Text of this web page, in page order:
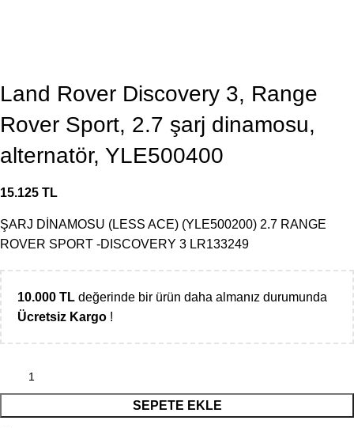
Land Rover Discovery 3, Range
Rover Sport, 2.7 şarj dinamosu,
alternatör, YLE500400
15.125 TL
ŞARJ DİNAMOSU (LESS ACE) (YLE500200) 2.7 RANGE
ROVER SPORT -DISCOVERY 3 LR133249
10.000 TL değerinde bir ürün daha almanız durumunda
Ücretsiz Kargo !
SEPETE EKLE